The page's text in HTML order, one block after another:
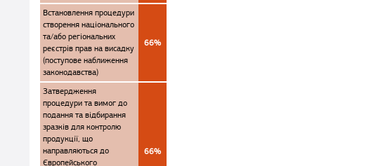
Встановлення процедури
створення національного
та/або регіональних
реєстрів прав на висадку
(поступове наближення
законодавства)
66%
Затвердження
процедури та вимог до
подання та відбирання
зразків для контролю
продукції, що
направляються до
Європейського
66%